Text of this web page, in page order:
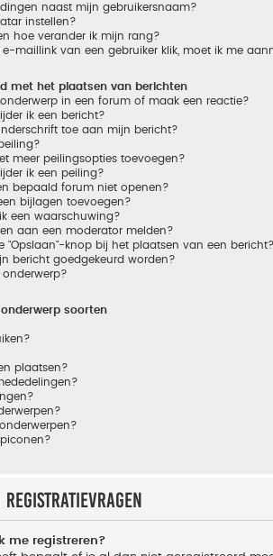
naast mijn gebruikersnaam?
instellen?
hoe verander ik mijn rang?
maillink van een gebruiker klik, moet ik me
met het plaatsen van berichten
in een forum of maak een reactie?
ik een bericht?
toe aan mijn bericht?
meer peilingsopties toevoegen?
ik een peiling?
bepaald forum niet openen?
bijlagen toevoegen?
een waarschuwing?
aan een moderator melden?
"Opslaan"-knop bij het plaatsen van een bericht?
bericht goedgekeurd worden?
onderwerp soorten
plaatsen?
registratievragen
me registreren?